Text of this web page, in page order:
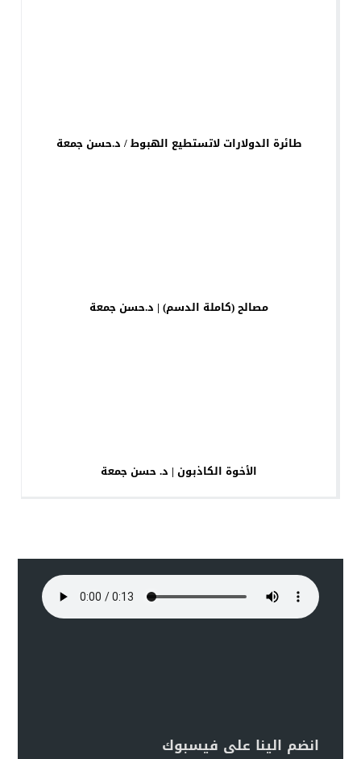
طائرة الدولارات لاتستطيع الهبوط / د.حسن جمعة
مصالح (كاملة الدسم) | د.حسن جمعة
الأخوة الكاذبون | د. حسن جمعة
انضم الينا على فيسبوك